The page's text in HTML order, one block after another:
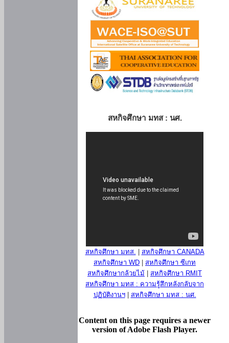
สหกิจศึกษา มทส : นศ.
สหกิจศึกษา มทส.
สหกิจศึกษา CANADA
สหกิจศึกษา WD
สหกิจศึกษา ซีเกท
สหกิจศึกษากล้วยไม้
สหกิจศึกษา RMIT
สหกิจศึกษา มทส : ความรู้สึกหลังกลับจาก
ปฏิบัติงานฯ| สหกิจศึกษา มทส : นศ.
Content on this page requires a newer
version of Adobe Flash Player.